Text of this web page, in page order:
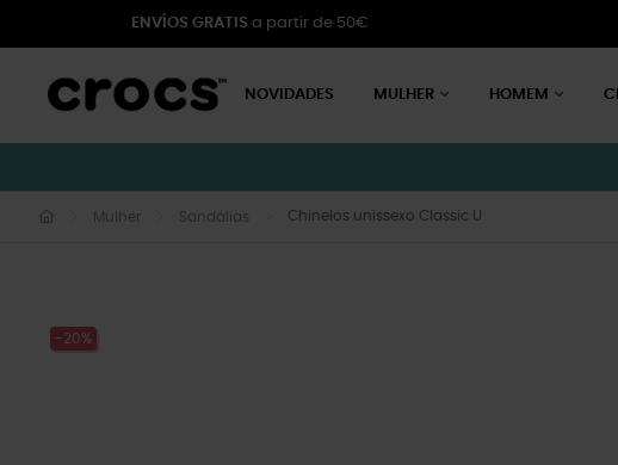
ENVÍOS GRATIS a partir de 50€
NOVIDADES MULHER HOMEM
Mulher Sandálias Chinelos unissexo Classic U
-20%